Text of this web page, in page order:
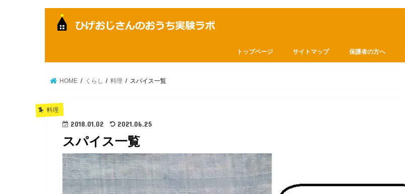
トップページ サイトマップ 保護者の方へ
HOME くらし 料理 スパイス一覧
料理
2018.01.02 2021.06.25
スパイス一覧